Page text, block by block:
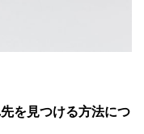
を見つける方法につ